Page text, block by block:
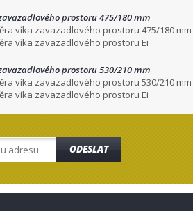
prostoru 475/180 mm
víka zavazadlového prostoru 475/180 mm
víka zavazadlového prostoru Ei
prostoru 530/210 mm
víka zavazadlového prostoru 530/210 mm
víka zavazadlového prostoru Ei
ODESLAT